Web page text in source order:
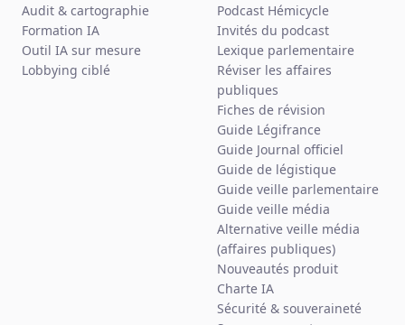
Audit & cartographie
Formation IA
Outil IA sur mesure
Lobbying ciblé
Podcast Hémicycle
Invités du podcast
Lexique parlementaire
Réviser les affaires
publiques
Fiches de révision
Guide Légifrance
Guide Journal officiel
Guide de légistique
Guide veille parlementaire
Guide veille média
Alternative veille média
(affaires publiques)
Nouveautés produit
Charte IA
Sécurité & souveraineté